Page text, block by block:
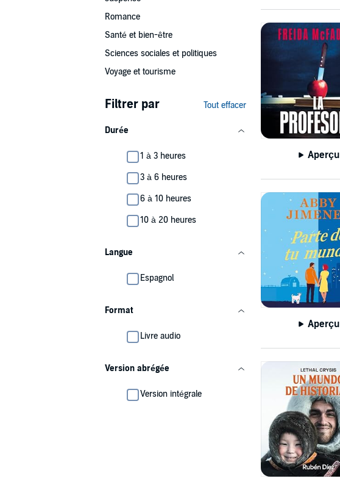
Romance
Santé et bien-être
Sciences sociales et politiques
Voyage et tourisme
Filtrer par Tout effacer
Durée
1 à 3 heures
3 à 6 heures
6 à 10 heures
10 à 20 heures
Langue
Espagnol
Format
Livre audio
Version abrégée
Version intégrale
Aperçu
Aperçu